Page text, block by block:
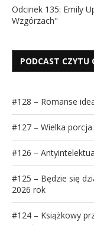
Odcinek 135: Emily
Wzgórzach"
PODCAST CZYTU
#128 – Romanse
#127 – Wielka
#126 –
#125 – Będzie się
2026 rok
#124 – Książkowy